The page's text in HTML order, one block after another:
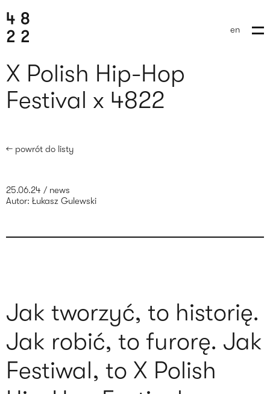
en
X Polish Hip-Hop
Festival x 4822
← powrót do listy
25.06.24 / news
Autor: Łukasz Gulewski
Jak tworzyć, to historię.
Jak robić, to furorę. Jak
Festiwal, to X Polish